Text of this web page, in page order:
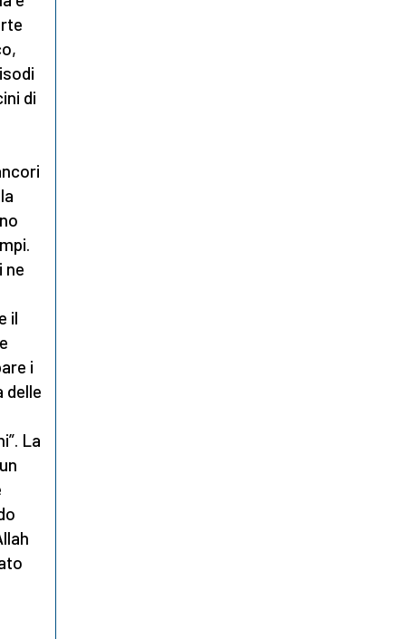
di
ne
il
i
delle
La